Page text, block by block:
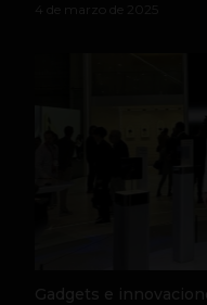
4 de marzo de 2025
Gadgets e